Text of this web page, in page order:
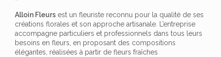
Alloin Fleurs est un fleuriste reconnu pour la qualité de ses
créations florales et son approche artisanale. L’entreprise
accompagne particuliers et professionnels dans tous leurs
besoins en fleurs, en proposant des compositions
élégantes, réalisées à partir de fleurs fraîches